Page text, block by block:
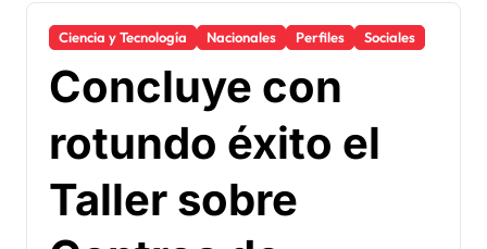
Ciencia y Tecnología Nacionales Perfiles Sociales
Concluye con
rotundo éxito el
Taller sobre